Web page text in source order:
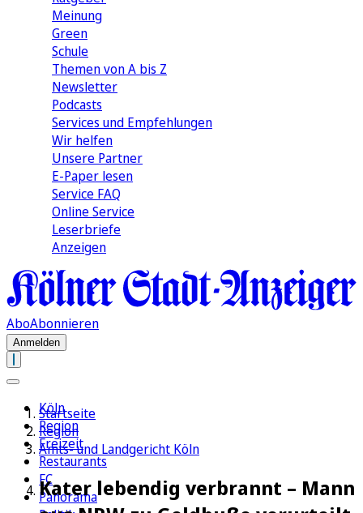
Meinung
Green
Schule
Themen von A bis Z
Newsletter
Podcasts
Services und Empfehlungen
Wir helfen
Unsere Partner
E-Paper lesen
Service FAQ
Online Service
Leserbriefe
Anzeigen
AboAbonnieren
Anmelden
Köln
Region
Freizeit
Restaurants
FC
Panorama
Startseite
Region
Amts- und Landgericht Köln
Kater lebendig verbrannt – Mann